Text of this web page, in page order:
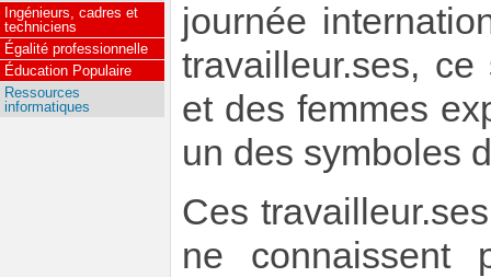
journée
travailleur.ses,
et des femmes
un des symboles
Ces
ne connaissent
Ingénieurs, cadres et
techniciens
Égalité professionnelle
Éducation Populaire
Ressources
informatiques